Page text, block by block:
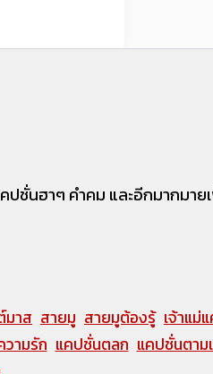
ชั่นฮาๆ คำคม และอีกมากมาย
มาส สายมู สายมูต้องรู้ เจ้าแม่
ามรัก แคปชั่นตลก แคปชั่นตาม